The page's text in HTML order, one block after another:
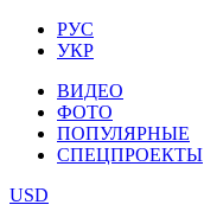
РУС
УКР
ВИДЕО
ФОТО
ПОПУЛЯРНЫЕ
СПЕЦПРОЕКТЫ
USD